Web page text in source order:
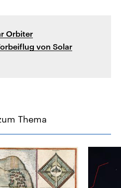
Orbiter
von Solar
Thema